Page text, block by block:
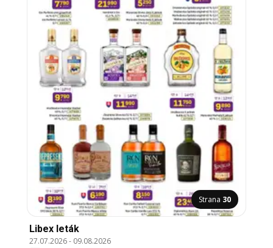
Strana 30
Libex leták
27.07.2026- 09.08.2026